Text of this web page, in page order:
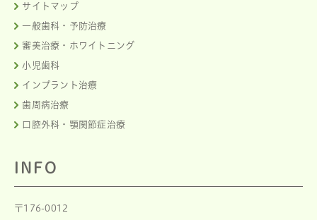
サイトマップ
一般歯科・予防治療
審美治療・ホワイトニング
小児歯科
インプラント治療
歯周病治療
口腔外科・顎関節症治療
INFO
〒176-0012